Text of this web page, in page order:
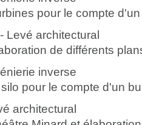
pour le compte
Levé architectural
de différents
inverse
pour le compte d'un
architectural